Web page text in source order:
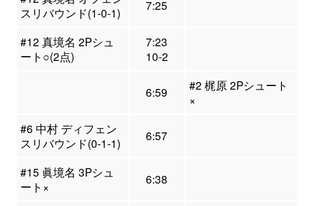
スリバウンド(1-0-1)
7:25
#12 真境名 2Pシュ
ート○(2点)
7:23
10-2
6:59
#2 梶原 2Pシュート
×
#6 中村 ディフェン
スリバウンド(0-1-1)
6:57
#15 眞境名 3Pシュ
ート×
6:38